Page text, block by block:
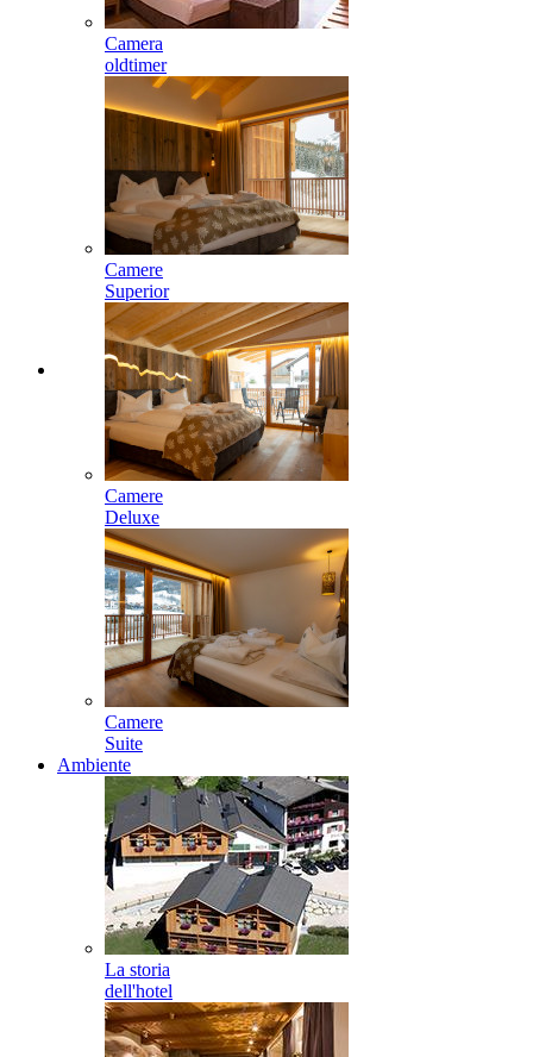
Camera
oldtimer
Camere
Superior
Camere
Deluxe
Camere
Suite
Ambiente
La storia
dell'hotel